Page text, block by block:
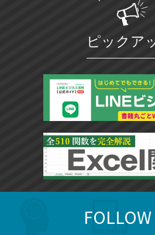
ピックア